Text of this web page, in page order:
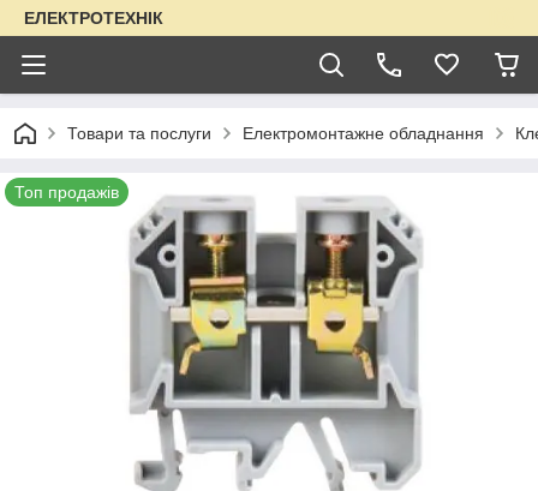
ЕЛЕКТРОТЕХНІК
Товари та послуги Електромонтажне обладнання
Топ продажів